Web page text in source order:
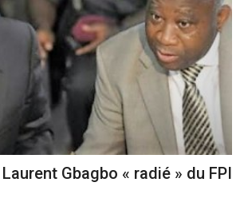
Gbagbo « radié » du FPI